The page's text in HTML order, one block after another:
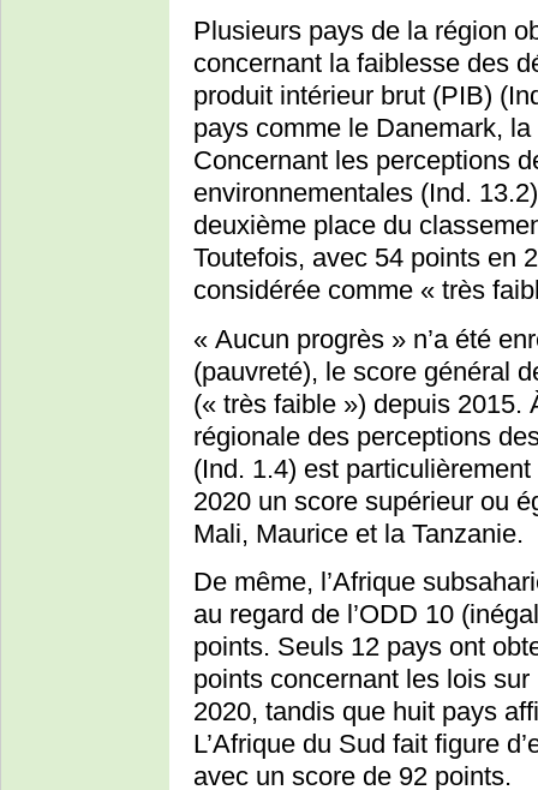
Plusieurs pays de la région
concernant la faiblesse des
produit intérieur brut (PIB)
pays comme le Danemark,
Concernant les perceptions
environnementales (Ind.
deuxième place du
Toutefois, avec 54 points en
considérée comme « très
« Aucun progrès » n’a été
(pauvreté), le score général
(« très faible ») depuis 2015.
régionale des perceptions
(Ind. 1.4) est
2020 un score supérieur ou
Mali, Maurice et la Tanzanie.
De même, l’Afrique
au regard de l’ODD 10
points. Seuls 12 pays ont
points concernant les lois
2020, tandis que huit pays
L’Afrique du Sud fait figure
avec un score de 92 points.